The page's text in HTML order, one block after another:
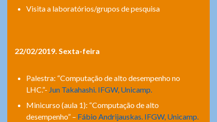
Visita a laboratórios/grupos de pesquisa
22/02/2019. Sexta-feira
Palestra: “Computação de alto desempenho no
LHC.”- Jun Takahashi. IFGW, Unicamp.
Minicurso (aula 1): “Computação de alto
desempenho” – Fábio Andrijauskas. IFGW, Unicamp.